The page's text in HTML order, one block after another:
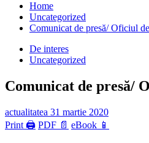
Home
Uncategorized
Comunicat de presă/ Oficiul
De interes
Uncategorized
Comunicat de presă/
actualitatea 31 martie 2020
Print 🖨 PDF 📄 eBook 📱